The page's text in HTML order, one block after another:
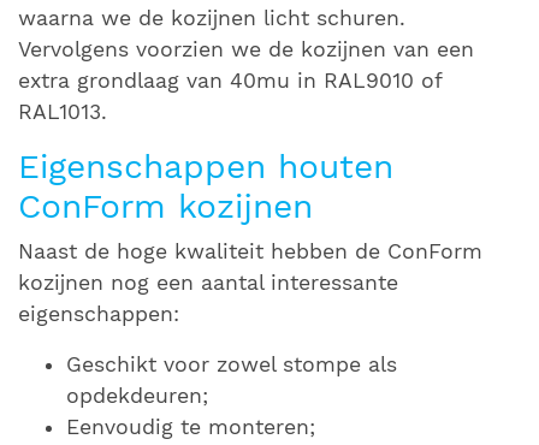
waarna we de kozijnen licht schuren.
Vervolgens voorzien we de kozijnen van een
extra grondlaag van 40mu in RAL9010 of
RAL1013.
Eigenschappen houten
ConForm kozijnen
Naast de hoge kwaliteit hebben de ConForm
kozijnen nog een aantal interessante
eigenschappen:
Geschikt voor zowel stompe als
opdekdeuren;
Eenvoudig te monteren;